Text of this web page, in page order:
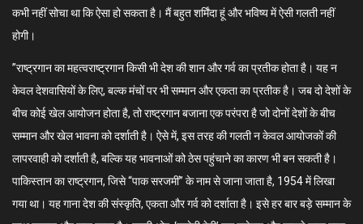
कभी नहीं सोचा था कि ऐसा हो सकता है। मैं बहुत शर्मिंदा हूं और भविष्य में ऐसी गलती नहीं
होगी।
”राष्ट्रगान का महत्वराष्ट्रगान किसी भी देश की शान और गर्व का प्रतीक होता है। यह न
केवल देशवासियों के लिए, बल्क मंचों पर भी सम्मान और एकता का प्रतीक है। जब दो देशों के
बीच कोई खेल आयोजन होता है, तो राष्ट्रगान बजाना एक परंपरा है जो दोनों देशों के बीच
सम्मान और खेल भावना को दर्शाती है। ऐसे में, इस तरह की गलती न केवल आयोजकों की
लापरवाही को दर्शाती है, बल्कि यह भावनाओं को ठेस पहुंचाने का कारण भी बन सकती है।
पाकिस्तान का राष्ट्रगान, जिसे “पाक सरजमीं” के नाम से जाना जाता है, 1954 में लिखा
गया था। यह गाना देश की संस्कृति, एकता और गर्व को दर्शाता है। इसे हर बार बड़े सम्मान के